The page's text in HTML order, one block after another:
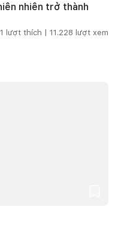
nhiên trở thành
1 lượt thích | 11.228 lượt xem